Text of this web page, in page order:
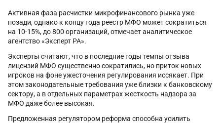
Активная фаза расчистки микрофинансового рынка уже
позади, однако к концу года реестр МФО может сократиться
на 10-15%, до 800 организаций, отмечает аналитическое
агентство «Эксперт РА».
Эксперты считают, что в последние годы темпы отзыва
лицензий МФО существенно сократились, но приток новых
игроков на фоне ужесточения регулирования иссякает. При
этом законодательные требования уже близки к банковскому
сектору, а в отдельных параметрах жесткость надзора за
МФО даже более высокая.
Предложенная регулятором реформа способна усилить